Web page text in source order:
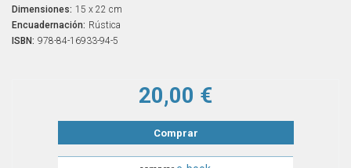
Dimensiones: 15 x 22 cm
Encuadernación: Rústica
ISBN: 978-84-16933-94-5
20,00 €
Comprar